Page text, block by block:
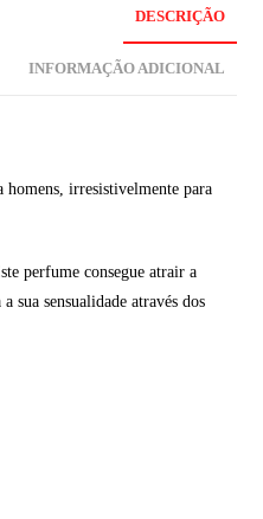
DESCRIÇÃO
INFORMAÇÃO ADICIONAL
homens, irresistivelmente para
perfume consegue atrair a
sua sensualidade através dos